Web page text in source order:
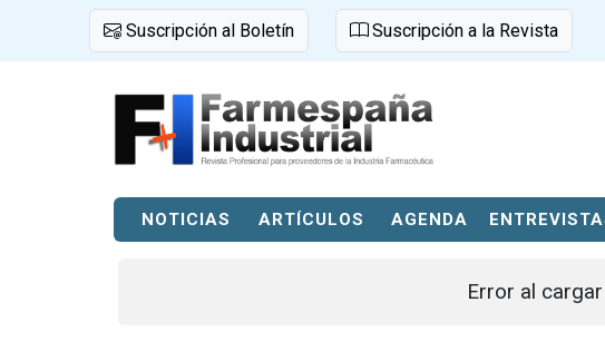
Suscripción al Boletín Suscripción a la Revista
NOTICIAS ARTÍCULOS AGENDA
Error al